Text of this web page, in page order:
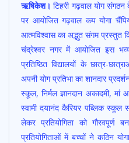
o
k
p
p
ऋषिकेश। टिहरी गढ़वाल योग
पर आयोजित गढ़वाल कप योगा
आत्मविश्वास का अद्भुत संगम प्रस्तुत
चंद्रेश्वर नगर में आयोजित इस
प्रतिष्ठित विद्यालयों के छात्र-
अपनी योग प्रतिभा का शानदार
स्कूल, निर्मल ज्ञानदान अकादमी,
स्वामी दयानंद कैरियर पब्लिक स्कूल
लेकर प्रतियोगिता को गौरवपूर्ण
प्रतियोगिताओं में बच्चों ने कठिन